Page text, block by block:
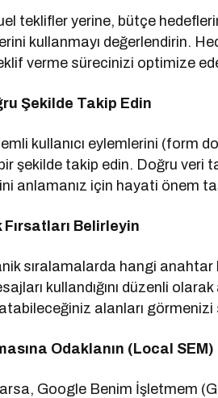
teklifler yerine, bütçe
kullanmayı değerlendirin.
verme sürecinizi optimize
Şekilde Takip Edin
kullanıcı eylemlerini (form
şekilde takip edin. Doğru veri
anlamanız için hayati önem
Belirleyin
sıralamalarda hangi
kullandığını düzenli
alanları görmenizi
Odaklanın (Local SEM)
Google Benim İşletmem